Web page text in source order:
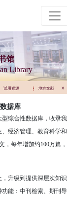
馆
Library
试用资源 地方文献
据库
综合性数据库，收录我
经济管理、教育科学和
，每年增加约100万篇，
升级到提供深层次知识
能：中刊检索、期刊导